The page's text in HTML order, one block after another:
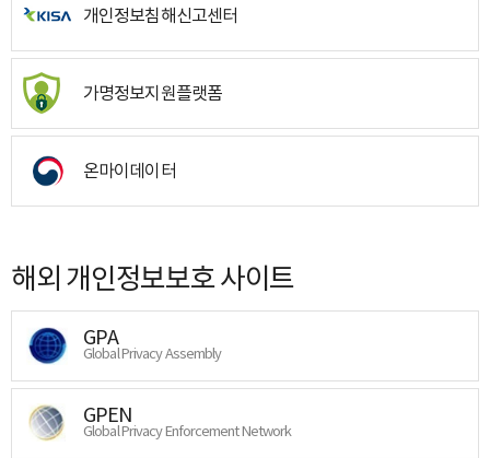
개인정보침해신고센터
가명정보지원플랫폼
온마이데이터
해외 개인정보보호 사이트
GPA
Global Privacy Assembly
GPEN
Global Privacy Enforcement Network